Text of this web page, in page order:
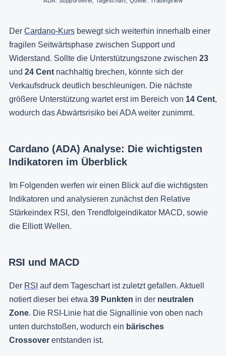
Der Cardano-Kurs bewegt sich weiterhin innerhalb einer
fragilen Seitwärtsphase zwischen Support und
Widerstand. Sollte die Unterstützungszone zwischen 23
und 24 Cent nachhaltig brechen, könnte sich der
Verkaufsdruck deutlich beschleunigen. Die nächste
größere Unterstützung wartet erst im Bereich von 14 Cent,
wodurch das Abwärtsrisiko bei ADA weiter zunimmt.
Cardano (ADA) Analyse: Die wichtigsten
Indikatoren im Überblick
Im Folgenden werfen wir einen Blick auf die wichtigsten
Indikatoren und analysieren zunächst den Relative
Stärkeindex RSI, den Trendfolgeindikator MACD, sowie
die Elliott Wellen.
RSI und MACD
Der RSI auf dem Tageschart ist zuletzt gefallen. Aktuell
notiert dieser bei etwa 39 Punkten in der neutralen
Zone. Die RSI-Linie hat die Signallinie von oben nach
unten durchstoßen, wodurch ein bärisches
Crossover entstanden ist.